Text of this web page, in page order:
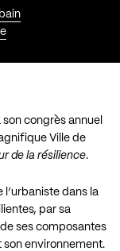
congrès annuel
Ville de
de la résilience.
l’urbaniste dans la
par sa
ses composantes
son environnement.